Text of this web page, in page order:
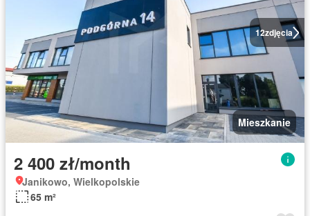
12zdjęcia
Mieszkanie
2 400 zł/month
Janikowo, Wielkopolskie
65 m²